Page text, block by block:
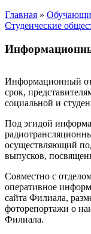
Главная »
Студенческие
Информационный
срок,
социальной и
Под эгидой
осуществляющий
выпусков,
Совместно с
оперативное
сайта Филиала,
фоторепортажи о
Филиала.